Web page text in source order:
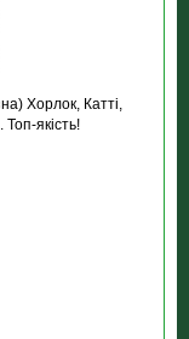
Хорлок, Катті,
якість!